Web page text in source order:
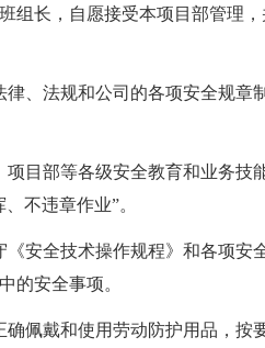
组长，自愿接受本项目部管理
律、法规和公司的各项安全规
项目部等各级安全教育和业务
不违章作业”。
《安全技术操作规程》和各项安
的安全事项。
佩戴和使用劳动防护用品，按